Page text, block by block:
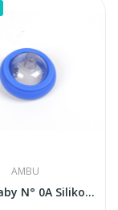
AMBU
Ambu Baby N° 0A Silikona sejas maska...